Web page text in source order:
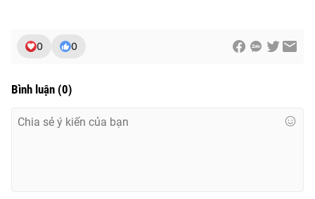
0 0
Bình luận (0)